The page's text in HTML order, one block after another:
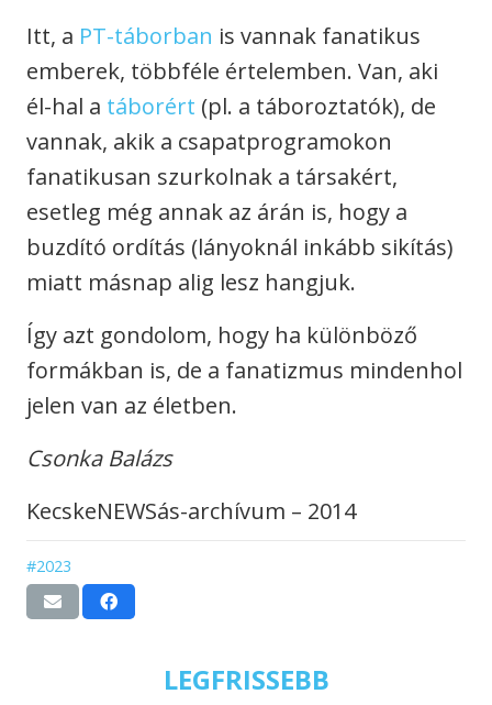
Itt, a PT-táborban is vannak fanatikus
emberek, többféle értelemben. Van, aki
él-hal a táborért (pl. a táboroztatók), de
vannak, akik a csapatprogramokon
fanatikusan szurkolnak a társakért,
esetleg még annak az árán is, hogy a
buzdító ordítás (lányoknál inkább sikítás)
miatt másnap alig lesz hangjuk.
Így azt gondolom, hogy ha különböző
formákban is, de a fanatizmus mindenhol
jelen van az életben.
Csonka Balázs
KecskeNEWSás-archívum – 2014
#2023
LEGFRISSEBB